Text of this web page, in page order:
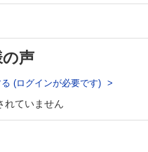
オイド服用者に処方されたスインプ
ん薬治療中に処方されたリクシアナ
がん薬による下痢、重症度をどう評価
れない、支持療法薬で生じる便秘
療後も続く末梢神経障害への対処法は
物療法の副作用マネジメント
パ腫
薬物療法の副作用マネジメント
ん
物療法の基礎知識/ 症例から学ぶ薬
声
(ログインが必要です)
れていません